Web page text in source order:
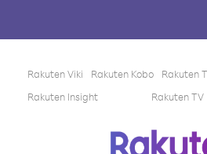
Rakuten Viki Rakuten Kobo Rakuten
Rakuten Insight
Rakuten TV